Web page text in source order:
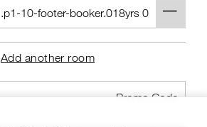
Add another room